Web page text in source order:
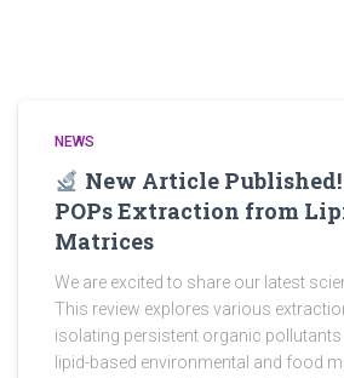
NEWS
New Article
POPs Extraction from
Matrices
We are excited to share our latest
This review explores various
isolating persistent organic
lipid-based environmental and food